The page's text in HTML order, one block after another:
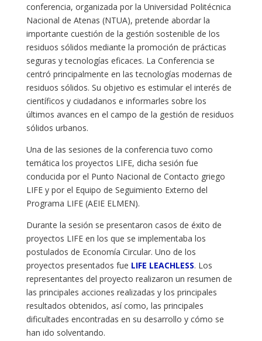
conferencia, organizada por la Universidad Politécnica
Nacional de Atenas (NTUA), pretende abordar la
importante cuestión de la gestión sostenible de los
residuos sólidos mediante la promoción de prácticas
seguras y tecnologías eficaces. La Conferencia se
centró principalmente en las tecnologías modernas de
residuos sólidos. Su objetivo es estimular el interés de
científicos y ciudadanos e informarles sobre los
últimos avances en el campo de la gestión de residuos
sólidos urbanos.
Una de las sesiones de la conferencia tuvo como
temática los proyectos LIFE, dicha sesión fue
conducida por el Punto Nacional de Contacto griego
LIFE y por el Equipo de Seguimiento Externo del
Programa LIFE (AEIE ELMEN).
Durante la sesión se presentaron casos de éxito de
proyectos LIFE en los que se implementaba los
postulados de Economía Circular. Uno de los
proyectos presentados fue LIFE LEACHLESS. Los
representantes del proyecto realizaron un resumen de
las principales acciones realizadas y los principales
resultados obtenidos, así como, las principales
dificultades encontradas en su desarrollo y cómo se
han ido solventando.